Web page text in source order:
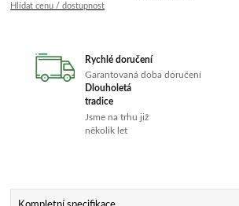
Hlídat cenu / dostupnost
Rychlé doručení
Garantovaná doba doručení
Dlouholetá
tradice
Jsme na trhu již
několik let